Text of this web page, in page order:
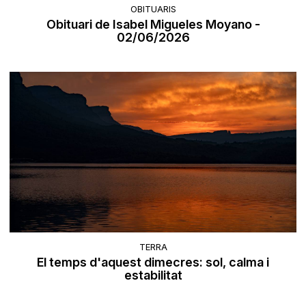
OBITUARIS
Obituari de Isabel Migueles Moyano -
02/06/2026
TERRA
El temps d'aquest dimecres: sol, calma i
estabilitat